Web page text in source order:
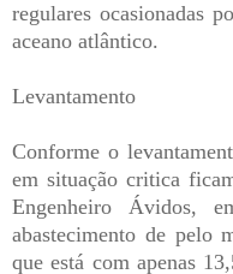
regulares ocasionadas
aceano atlântico.
Levantamento
Conforme o
em situação critica
Engenheiro Ávidos,
abastecimento de pelo
que está com apenas